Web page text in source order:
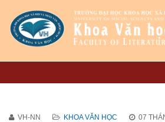
VH-NN KHOA VĂN HỌC
07